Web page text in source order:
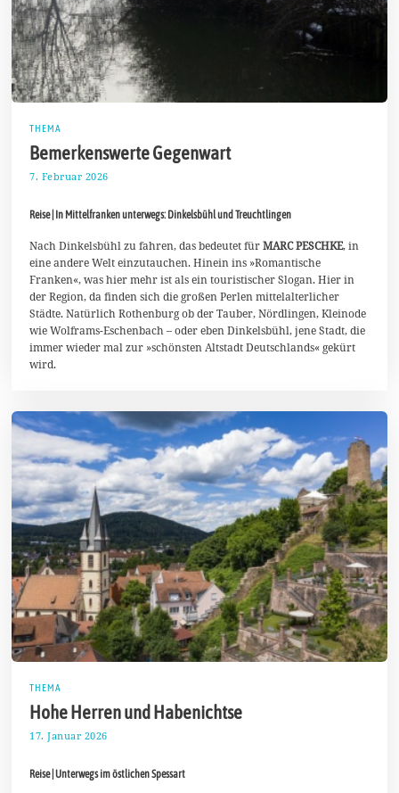
THEMA
Bemerkenswerte Gegenwart
7. Februar 2026
F
b
r
u
a
r
2
0
2
6
Reise | In Mittelfranken unterwegs: Dinkelsbühl und Treuchtlingen
Nach Dinkelsbühl zu fahren, das bedeutet fürMARC PESCHKE, in
eine andere Welt einzutauchen. Hinein ins »Romantische
Franken«, was hier mehr ist als ein touristischer Slogan. Hier in
der Region, da finden sich die großen Perlen mittelalterlicher
Städte. Natürlich Rothenburg ob der Tauber, Nördlingen, Kleinode
wie Wolframs-Eschenbach – oder eben Dinkelsbühl, jene Stadt, die
immer wieder mal zur »schönsten Altstadt Deutschlands« gekürt
wird.
THEMA
Hohe Herren und Habenichtse
17. Januar 2026
J
Reise | Unterwegs im östlichen Spessart